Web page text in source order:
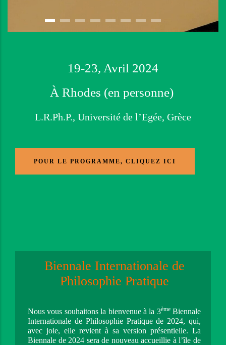
19-23, Avril 2024
À Rhodes (en personne)
L.R.Ph.P., Université de l’Egée, Grèce
POUR LE PROGRAMME, CLIQUEZ ICI
Biennale Internationale de
Philosophie Pratique
Nous vous souhaitons la bienvenue à la 3ème Biennale
Internationale de Philosophie Pratique de 2024, qui,
avec joie, elle revient à sa version présentielle. La
Biennale de 2024 sera de nouveau accueillie à l’île de